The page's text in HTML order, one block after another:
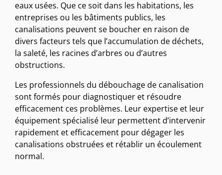
eaux usées. Que ce soit dans les habitations, les
entreprises ou les bâtiments publics, les
canalisations peuvent se boucher en raison de
divers facteurs tels que l’accumulation de déchets,
la saleté, les racines d’arbres ou d’autres
obstructions.
Les professionnels du débouchage de canalisation
sont formés pour diagnostiquer et résoudre
efficacement ces problèmes. Leur expertise et leur
équipement spécialisé leur permettent d’intervenir
rapidement et efficacement pour dégager les
canalisations obstruées et rétablir un écoulement
normal.